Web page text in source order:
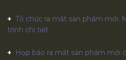
Tổ chức ra mắt sản phẩm mới:
trình chi tiết
Họp báo ra mắt sản phẩm mới